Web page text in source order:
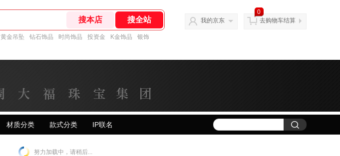
黄金吊坠 钻石饰品 时尚饰品 投资金 K金饰品 银饰
我的京东
0
去购物车结算
材质分类 款式分类 IP联名
努力加载中，请稍后...